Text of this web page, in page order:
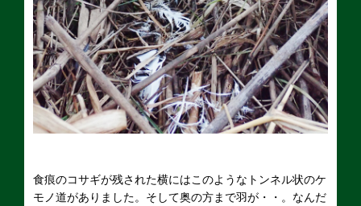
食痕のコサギが残された横にはこのようなトンネル状のケ
モノ道がありました。そして奥の方まで羽が・・。なんだ